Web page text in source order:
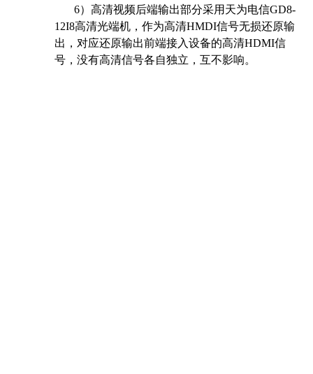
6）高清视频后端输出部分采用天为电信GD8-
12I8高清光端机，作为高清HMDI信号无损还原输
出，对应还原输出前端接入设备的高清HDMI信
号，没有高清信号各自独立，互不影响。